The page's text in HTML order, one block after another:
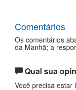
Comentários
Os comentários
da Manhã; a
Qual sua
Você precisa estar